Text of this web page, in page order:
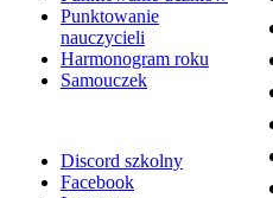
Punktowanie
nauczycieli
Harmonogram roku
Samouczek
Discord szkolny
Facebook